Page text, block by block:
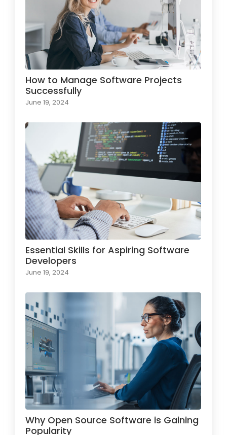
How to Manage Software Projects
Successfully
June 19, 2024
Essential Skills for Aspiring Software
Developers
June 19, 2024
Why Open Source Software is Gaining
Popularity